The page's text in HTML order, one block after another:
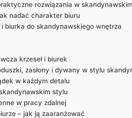
rozwiązania w
nadać charakter biuru
i biurka do skandynawskiego wnętrza
krzeseł i biurek
zasłony i dywany w stylu
w każdym detalu
stylu
w pracy zdalnej
– jak ją zaaranżować